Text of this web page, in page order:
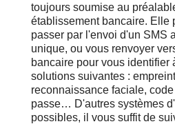
toujours soumise au
établissement bancaire. Elle
passer par l'envoi d'un SMS
unique, ou vous renvoyer
bancaire pour vous identifier
solutions suivantes :
reconnaissance faciale,
passe… D'autres systèmes
possibles, il vous suffit de